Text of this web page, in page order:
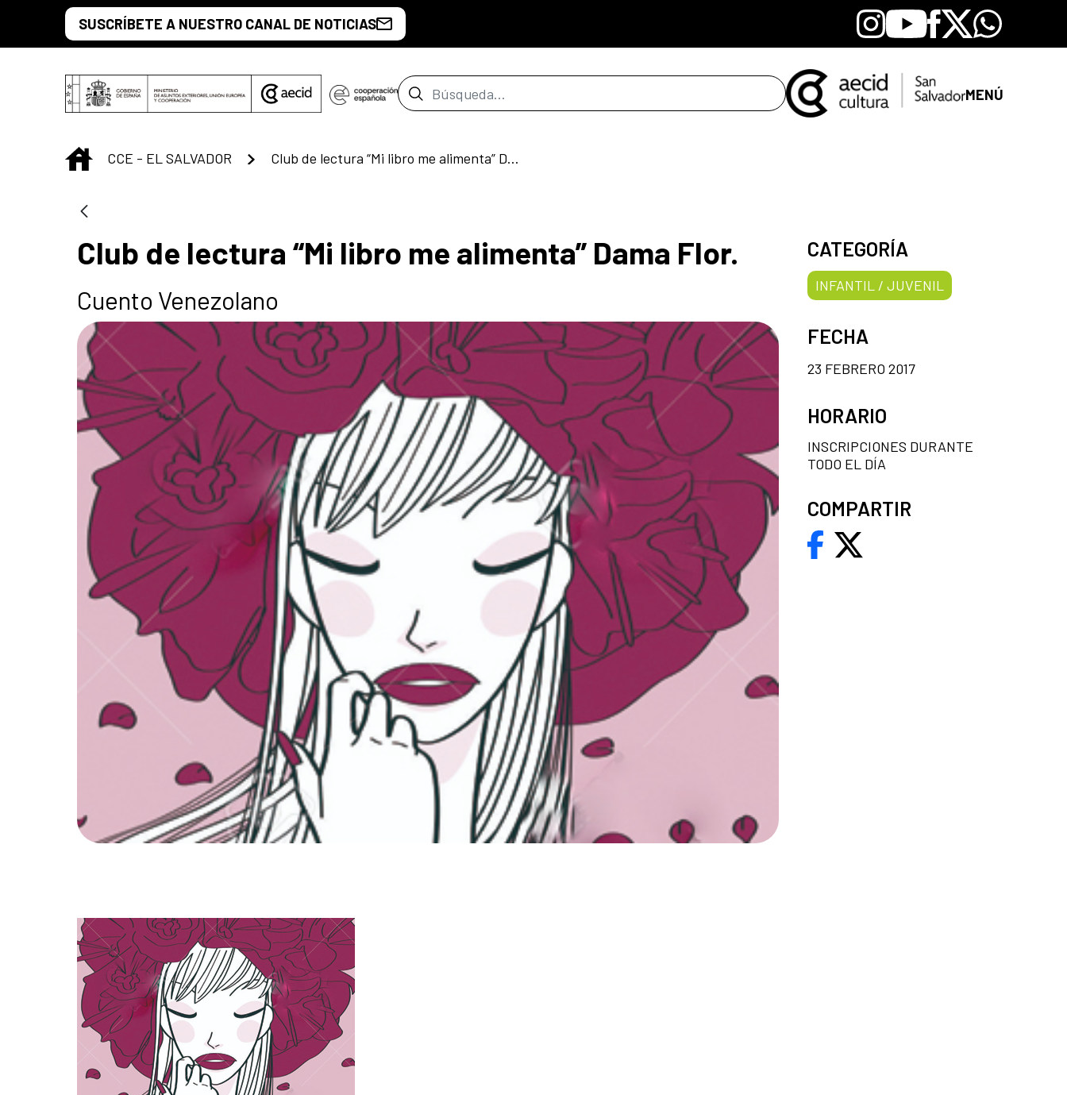
Saltar al contenido principal
SUSCRÍBETE A NUESTRO CANAL DE NOTICIAS Instagram
YoutubeFacebook
X Whatsapp
Barra de búsqueda MENÚ
INICIO
CCE - EL SALVADOR Club de lectura “Mi libro me alimenta” Dama Flor.
Club de lectura “Mi libro me alimenta” Dama Flor.
Cuento Venezolano
CATEGORÍA
INFANTIL / JUVENIL
FECHA
23 FEBRERO 2017
HORARIO
INSCRIPCIONES DURANTE
TODO EL DÍA
COMPARTIR